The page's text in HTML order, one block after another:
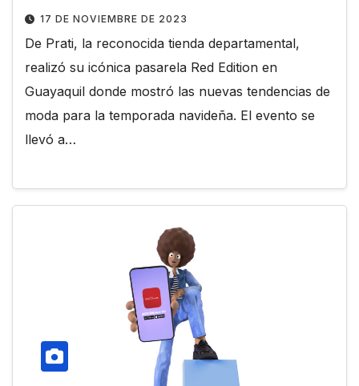
17 DE NOVIEMBRE DE 2023
De Prati, la reconocida tienda departamental,
realizó su icónica pasarela Red Edition en
Guayaquil donde mostró las nuevas tendencias de
moda para la temporada navideña. El evento se
llevó a…